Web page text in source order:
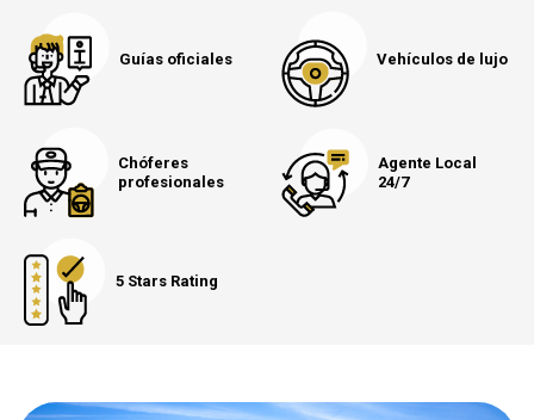
Guías oficiales Vehículos de lujo
Chóferes
profesionales
Agente Local
24/7
5 Stars Rating